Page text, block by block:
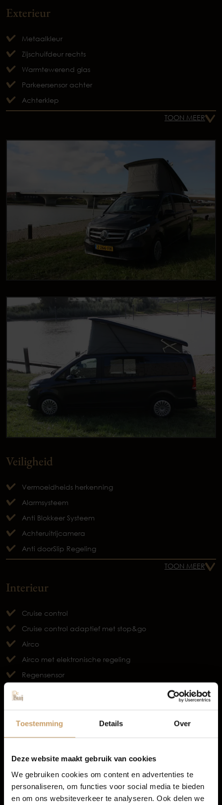
Toestemming Details Over
Deze website maakt gebruik van cookies
We gebruiken cookies om content en advertenties te
personaliseren, om functies voor social media te bieden
en om ons websiteverkeer te analyseren. Ook delen we
Exterieur
Metaalkleur
Zijschuifdeur rechts
Warmtewerend glas
Parkeersensor achter
Achterklep
TOON MEER
Veiligheid
Vermoeidheids herkenning
Alarmsysteem
Anti Blokkeer Systeem
Achteruitrijcamera
Anti doorSlip Regeling
TOON MEER
Interieur
Cruise control
Cruise control adaptief met stop&go
Airco
Airco met elektronische regeling
Regensensor
TOON MEER
Occasions
Autolease
Financiering
Autoverzekeringen